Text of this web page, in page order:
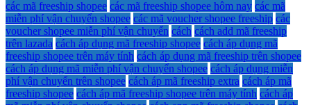
các mã freeship shopee các mã freeship shopee hôm nay các mã
miễn phí vận chuyển shopee các mã voucher shopee freeship các
voucher shopee miễn phí vận chuyển cách cách add mã freeship
trên lazada cách áp dụng mã freeship shopee cách áp dụng mã
freeship shopee trên máy tính cách áp dụng mã freeship trên shopee
cách áp dụng mã miễn phí vận chuyển shopee cách áp dụng miễn
phí vận chuyển trên shopee cách áp mã freeship extra cách áp mã
freeship shopee cách áp mã freeship shopee trên máy tính cách áp